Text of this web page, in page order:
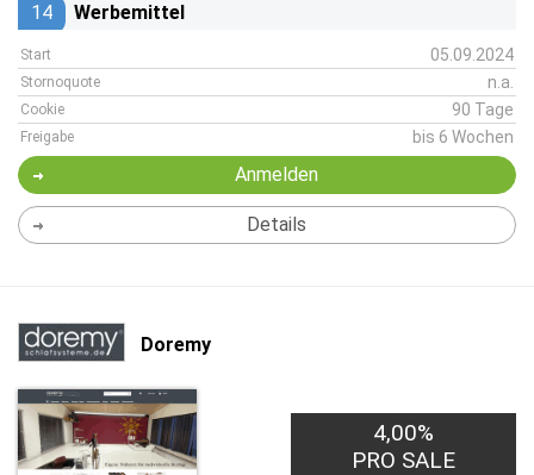
14 Werbemittel
Start 05.09.2024
Stornoquote n.a.
Cookie 90 Tage
Freigabe bis 6 Wochen
Anmelden
Details
Doremy
4,00%
PRO SALE